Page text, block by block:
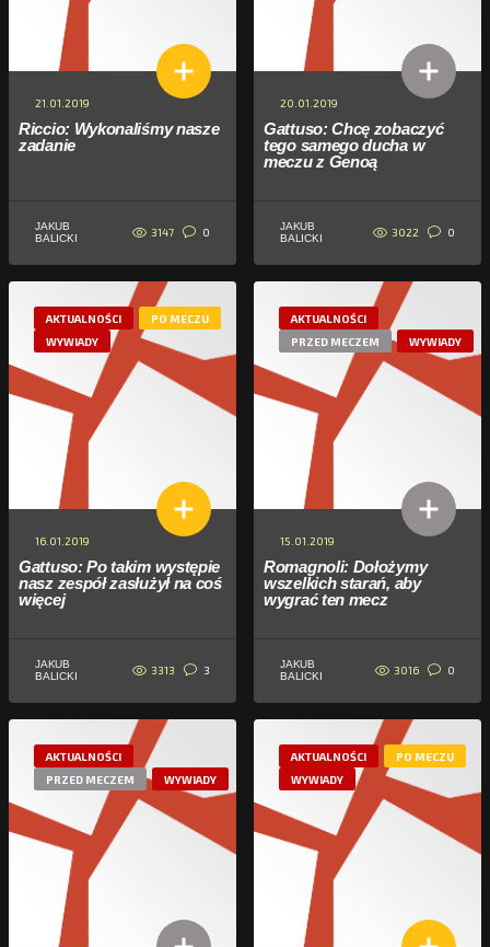
21.01.2019
Riccio: Wykonaliśmy nasze
zadanie
JAKUB
BALICKI
3147 0
20.01.2019
Gattuso: Chcę zobaczyć
tego samego ducha w
meczu z Genoą
JAKUB
BALICKI
3022 0
AKTUALNOŚCI
PO MECZU
WYWIADY
16.01.2019
Gattuso: Po takim występie
nasz zespół zasłużył na coś
więcej
JAKUB
BALICKI
3313 3
AKTUALNOŚCI
PRZED MECZEM
WYWIADY
15.01.2019
Romagnoli: Dołożymy
wszelkich starań, aby
wygrać ten mecz
JAKUB
BALICKI
3016 0
AKTUALNOŚCI
PRZED MECZEM
WYWIADY
AKTUALNOŚCI
PO MECZU
WYWIADY